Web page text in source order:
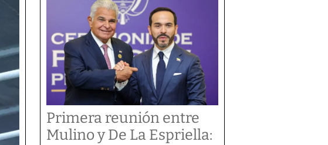
Primera reunión entre
Mulino y De La Espriella: